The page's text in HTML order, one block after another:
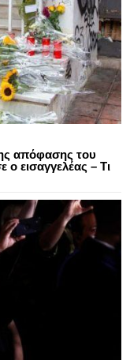
απόφασης του
εισαγγελέας – Τι